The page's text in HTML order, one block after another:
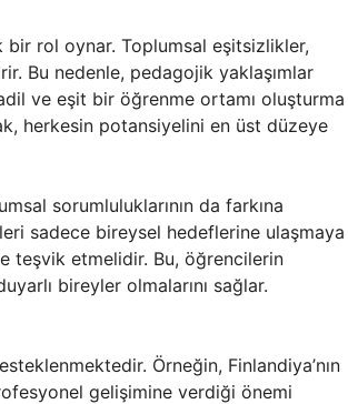
rol oynar. Toplumsal eşitsizlikler,
Bu nedenle, pedagojik yaklaşımlar
ve eşit bir öğrenme ortamı oluşturma
herkesin potansiyelini en üst düzeye
sorumluluklarının da farkına
sadece bireysel hedeflerine ulaşmaya
teşvik etmelidir. Bu, öğrencilerin
bireyler olmalarını sağlar.
Örneğin, Finlandiya’nın
gelişimine verdiği önemi